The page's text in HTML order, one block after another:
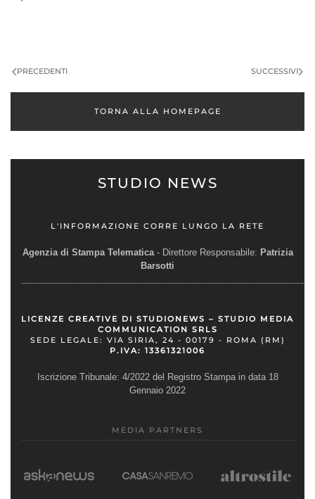
PRECEDENTI SUCCESSIVI
TORNA ALLA HOMEPAGE
STUDIO NEWS
L'INFORMAZIONE CORRE LUNGO LA RETE
Agenzia di Stampa Telematica- Direttore Responsabile: Patrizia
Barsotti
LICENZE CREATIVE DI STUDIONEWS – STUDIO MEDIA
COMMUNICATION SRLS
SEDE LEGALE: VIA SIRIA, 24 - 00179 - ROMA (RM)
P.IVA: 13361321006
Iscrizione Tribunale: 4/2022 del Registro Stampa in data 18
Gennaio 2022
MEDIA PARTNERS